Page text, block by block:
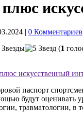
| 0 Комментариев
(1
искусственный
паспорт
будут оценивать
травматологии, в